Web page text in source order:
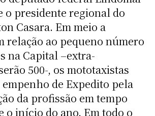
o presidente regional do
Casara. Em meio a
relação ao pequeno número
na Capital –extra-
500-, os mototaxistas
empenho de Expedito pela
da profissão em tempo
o início do ano. Em todo o